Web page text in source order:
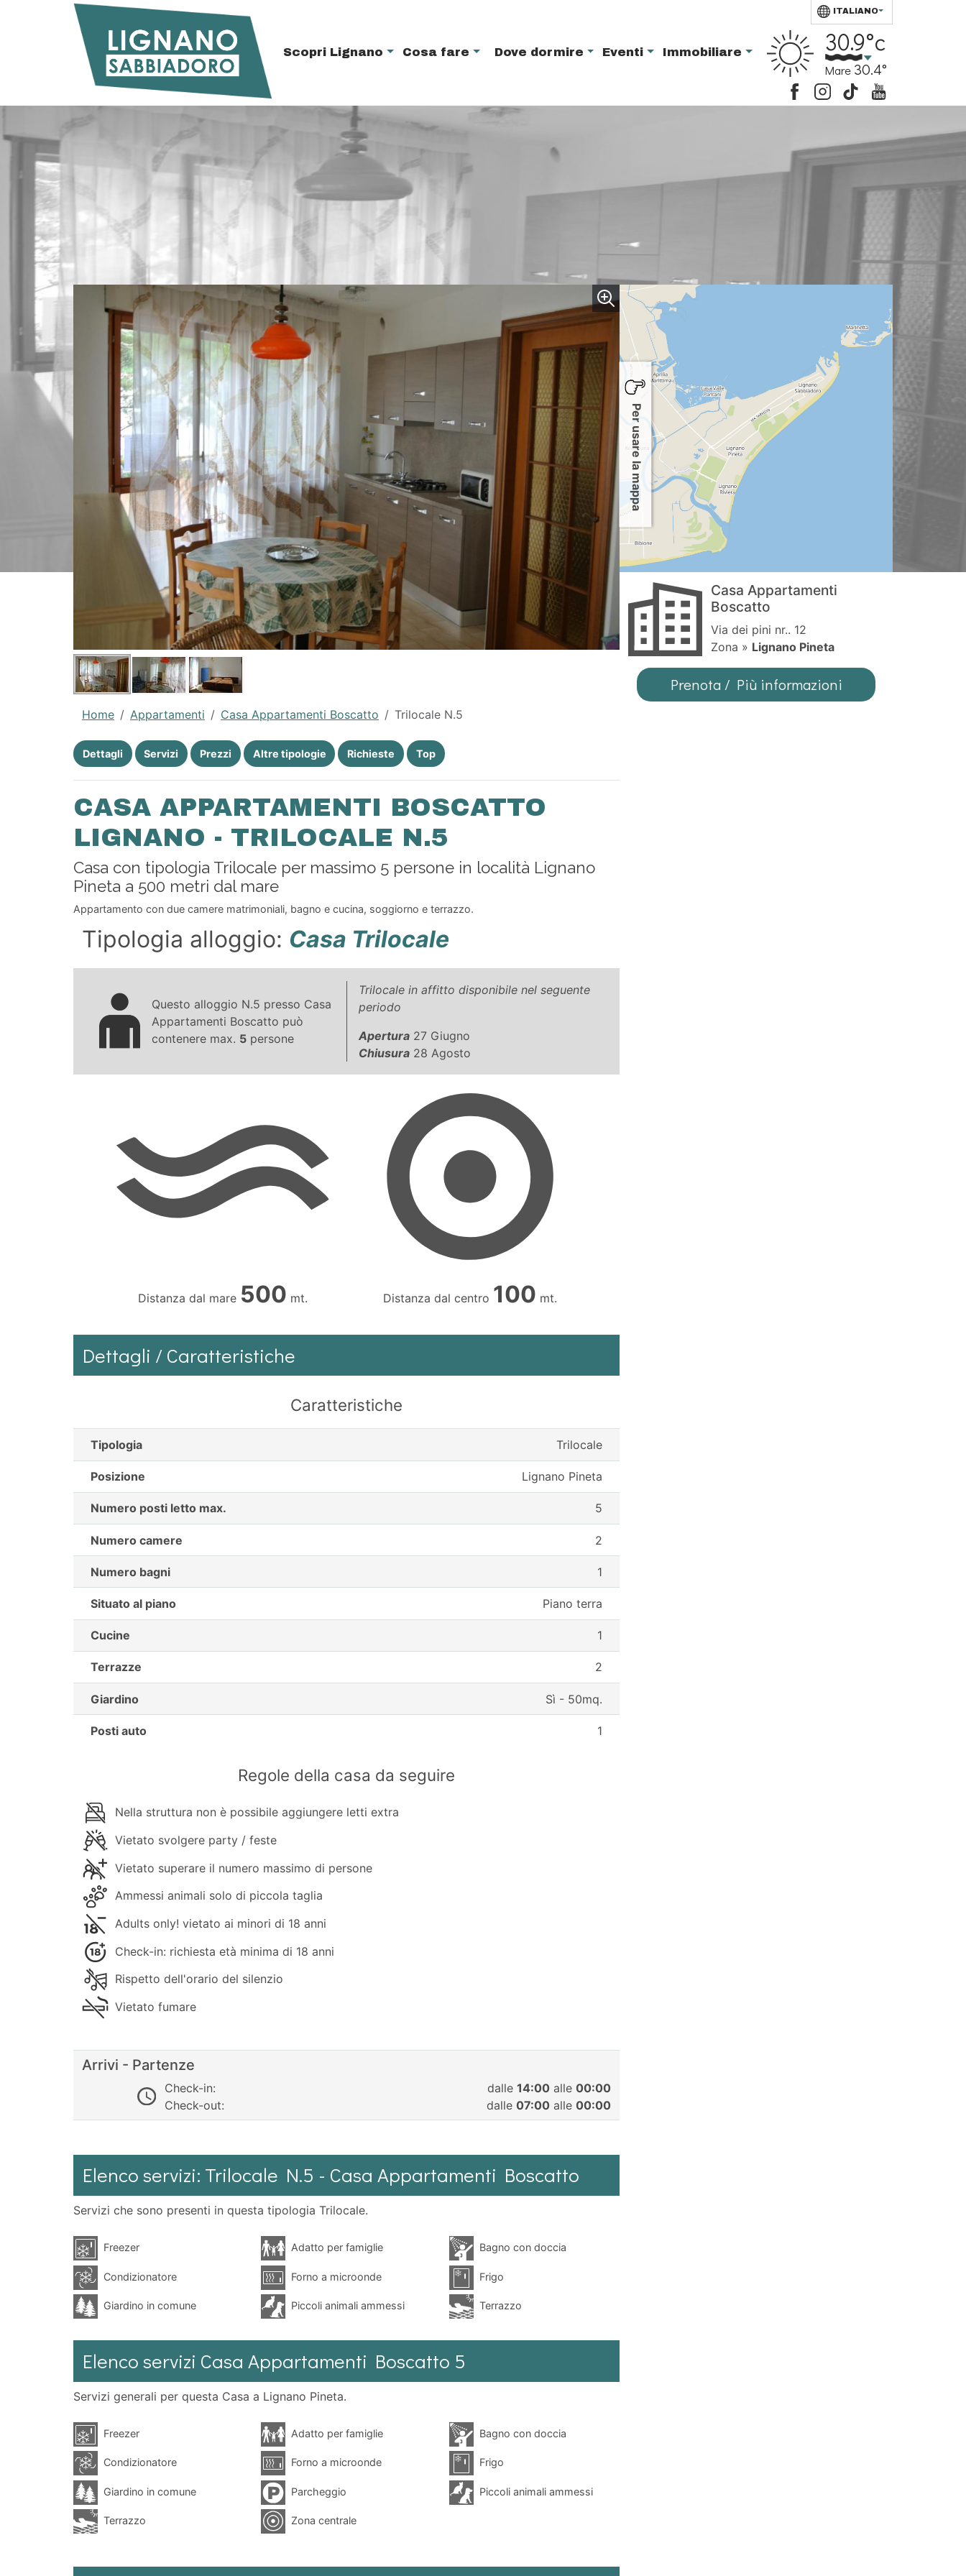
Scopri Lignano Cosa fare Dove dormire Eventi Immobiliare
ITALIANO
30.9°c
Mare 30.4°
Home Appartamenti Casa Appartamenti Boscatto Trilocale N.5
CASA APPARTAMENTI BOSCATTO
LIGNANO - TRILOCALE N.5
Casa con tipologia Trilocale per massimo 5 persone in località Lignano
Pineta a 500 metri dal mare
Appartamento con due camere matrimoniali, bagno e cucina, soggiorno e terrazzo.
Dettagli Servizi Prezzi Altre tipologie Richieste Top
Tipologia alloggio: Casa Trilocale
Questo alloggio N.5 presso Casa
Appartamenti Boscatto può
contenere max. 5 persone
Trilocale in affitto disponibile nel seguente
periodo
Apertura 27 Giugno
Chiusura 28 Agosto
Distanza dal mare 500 mt. Distanza dal centro 100 mt.
Dettagli / Caratteristiche
Caratteristiche
Tipologia Trilocale
Posizione Lignano Pineta
Numero posti letto max. 5
Numero camere 2
Numero bagni 1
Situato al piano Piano terra
Cucine 1
Terrazze 2
Giardino Sì - 50mq.
Posti auto 1
Regole della casa da seguire
Nella struttura non è possibile aggiungere letti extra
Vietato svolgere party / feste
Vietato superare il numero massimo di persone
Ammessi animali solo di piccola taglia
Adults only! vietato ai minori di 18 anni
Check-in: richiesta età minima di 18 anni
Rispetto dell'orario del silenzio
Vietato fumare
Arrivi - Partenze
Check-in: dalle 14:00alle 00:00
Check-out:
dalle 07:00alle 00:00
Elenco servizi: Trilocale N.5 - Casa Appartamenti Boscatto
Servizi che sono presenti in questa tipologia Trilocale.
Freezer Adatto per famiglie Bagno con doccia
Condizionatore Forno a microonde Frigo
Giardino in comune Piccoli animali ammessi Terrazzo
Elenco servizi Casa Appartamenti Boscatto 5
Servizi generali per questa Casa a Lignano Pineta.
Freezer Adatto per famiglie Bagno con doccia
Condizionatore Forno a microonde Frigo
Giardino in comune Parcheggio Piccoli animali ammessi
Terrazzo Zona centrale
Per usare la mappa
Casa Appartamenti
Boscatto
Via dei pini nr.. 12
Zona » Lignano Pineta
Prenota / Più informazioni